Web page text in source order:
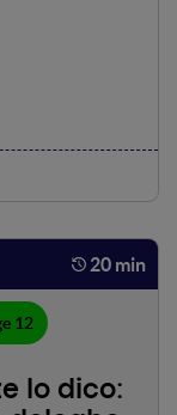
20 min
12
lo dico: